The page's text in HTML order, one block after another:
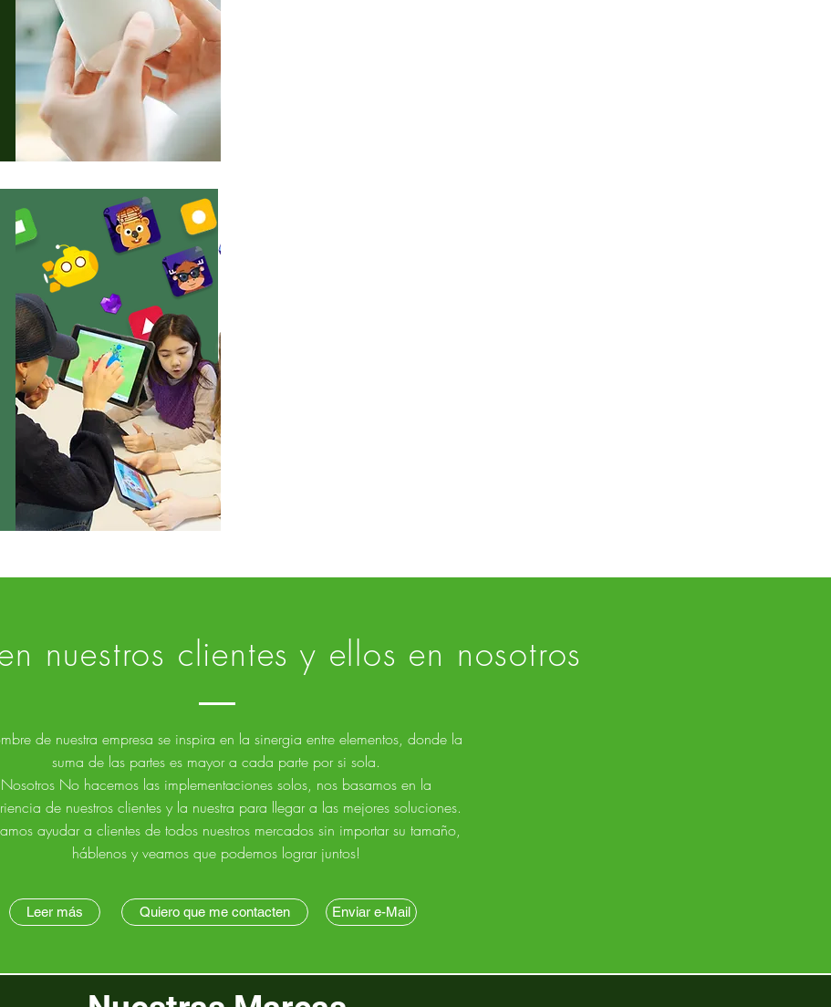
nuestros clientes y ellos en nosotros
de nuestra empresa se inspira en la sinergia entre elementos, donde la
suma de las partes es mayor a cada parte por si sola.
Nosotros No hacemos las implementaciones solos, nos basamos en la
de nuestros clientes y la nuestra para llegar a las mejores soluciones.
ayudar a clientes de todos nuestros mercados sin importar su tamaño,
háblenos y veamos que podemos lograr juntos!
Leer más Quiero que me contacten Enviar e-Mail